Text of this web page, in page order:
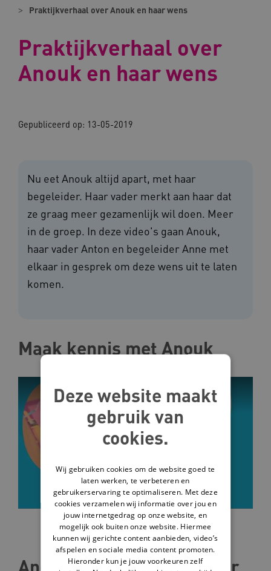
Praktijkverhaal over Anouk en haar wens
Praktijkverhaal over
Anouk en haar wens
Gepubliceerd op: 13-05-2019
Nu eet Anouk altijd apart, met haar
begeleider. Haar vader merkt aan haar dat
ze graag meer gezamenlijk wil doen. Meer
in de groep. In deze video's gaan Anouk,
haar vader Anton en begeleider Anne met
elkaar in gesprek om deze wens uit te laten
komen.
Maak kennis met Anouk
Anouk in gesprek met haar
Deze website maakt
gebruik van
cookies.
Wij gebruiken cookies om de website goed te
laten werken, te verbeteren en
gebruikerservaring te optimaliseren. Met deze
cookies verzamelen wij informatie over jou en
jouw internetgedrag op onze website, en
mogelijk ook buiten onze website. Hiermee
kunnen wij gerichte content aanbieden, video’s
afspelen en sociale media content promoten.
Hieronder kun je jouw voorkeuren zelf